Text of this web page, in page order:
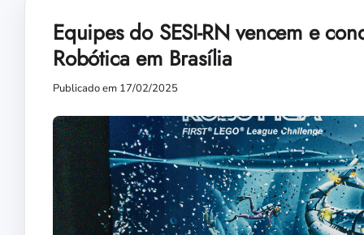
Equipes do SESI-RN vencem e
Robótica em Brasília
Publicado em 17/02/2025